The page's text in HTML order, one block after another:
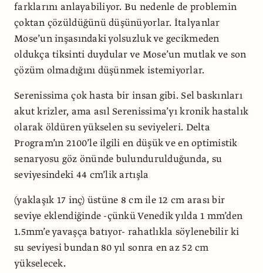
farklarını anlayabiliyor. Bu nedenle de problemin
çoktan çözüldüğünü düşünüyorlar. İtalyanlar
Mose’un inşasındaki yolsuzluk ve gecikmeden
oldukça tiksinti duydular ve Mose’un mutlak ve son
çözüm olmadığını düşünmek istemiyorlar.
Serenissima çok hasta bir insan gibi. Sel baskınları
akut krizler, ama asıl Serenissima’yı kronik hastalık
olarak öldüren yükselen su seviyeleri. Delta
Program’ın 2100’le ilgili en düşük ve en optimistik
senaryosu göz önünde bulundurulduğunda, su
seviyesindeki 44 cm’lik artışla
(yaklaşık 17 inç) üstüne 8 cm ile 12 cm arası bir
seviye eklendiğinde -çünkü Venedik yılda 1 mm’den
1.5mm’e yavaşça batıyor- rahatlıkla söylenebilir ki
su seviyesi bundan 80 yıl sonra en az 52 cm
yükselecek.